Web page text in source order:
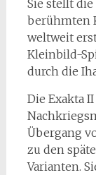
Sie stellt
berühmten
weltweit
Kleinbild-
durch die
Die Exakta
Übergang
zu den
Varianten.